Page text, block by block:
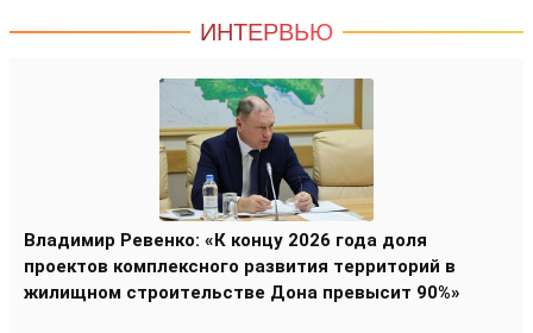
ИНТЕРВЬЮ
Владимир Ревенко: «К концу 2026 года доля
проектов комплексного развития территорий в
жилищном строительстве Дона превысит 90%»